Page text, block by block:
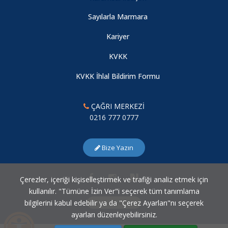
2022 MAH kapsamında "Avrupa ve Türkiye’de Sağlıklı Yaşamı
2022 Marmara Avrupa Haftası Etkinlikleri kapsamında "Avrupa
2022 yılı Marmara Avrupa Haftasının üçüncü gününde
"Türkiye'deki Suriyeli Sığınmacılar" başlıklı bir Webinar
Sayılarla Marmara
Kariyer
KVKK
KVKK İhlal Bildirim Formu
ÇAĞRI MERKEZİ
0216 777 0777
Bize Yazın
Çerez Ayarları
Çerezler, içeriği kişiselleştirmek ve trafiği analiz etmek için
kullanılır. "Tümüne İzin Ver"i seçerek tüm tanımlama
bilgilerini kabul edebilir ya da "Çerez Ayarları"nı seçerek
ayarları düzenleyebilirsiniz.